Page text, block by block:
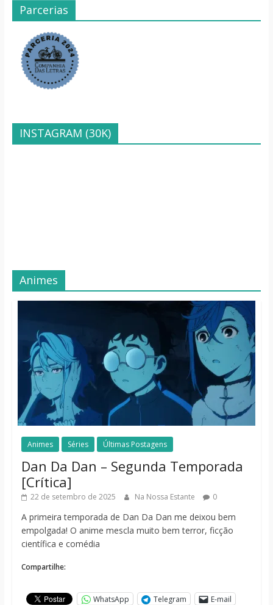
Parcerias
INSTAGRAM (30K)
Animes
Animes Séries Últimas Postagens
Dan Da Dan – Segunda Temporada
[Crítica]
22 de setembro de 2025 Na Nossa Estante 0
A primeira temporada de Dan Da Dan me deixou bem
empolgada! O anime mescla muito bem terror, ficção
científica e comédia
Compartilhe:
WhatsApp Telegram E-mail